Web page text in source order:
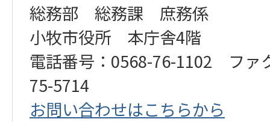
総務部 総務課 庶務係
小牧市役所 本庁舎4階
電話番号：0568-76-1102 ファ
75-5714
お問い合わせはこちらから